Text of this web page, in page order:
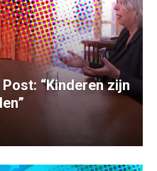
“Kinderen zijn